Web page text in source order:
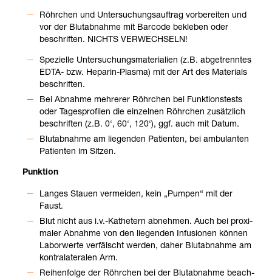
Röhr­chen und Unter­su­chungs­auf­trag vor­be­rei­ten und
vor der Blut­ab­nahme mit Bar­code bekle­ben oder
beschrif­ten. NICHTS VER­WECH­SELN!
Spe­zi­elle Unter­su­chungs­ma­te­ria­lien (z.B. abge­trenn­tes
EDTA-​ bzw. Hepa­rin-​Plasma) mit der Art des Mate­ri­als
beschrif­ten.
Bei Abnahme meh­re­rer Röhr­chen bei Funk­ti­ons­tests
oder Tages­pro­fi­len die ein­zel­nen Röhr­chen zusätz­lich
beschrif­ten (z.B. 0‘, 60‘, 120‘), ggf. auch mit Datum.
Blut­ab­nahme am lie­gen­den Pati­en­ten, bei ambu­lan­ten
Pati­en­ten im Sit­zen.
Punk­tion
Lan­ges Stauen ver­mei­den, kein „Pum­pen“ mit der
Faust.
Blut nicht aus i.v.-​Kathe­tern abneh­men. Auch bei pro­xi­
ma­ler Abnahme von den lie­gen­den Infu­sio­nen kön­nen
Labor­werte ver­fälscht wer­den, daher Blut­ab­nahme am
kon­tral­ate­ra­len Arm.
Rei­hen­folge der Röhr­chen bei der Blut­ab­nahme beach­